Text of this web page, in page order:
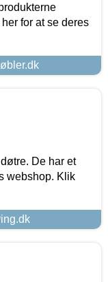
for at se deres
De har et
webshop. Klik